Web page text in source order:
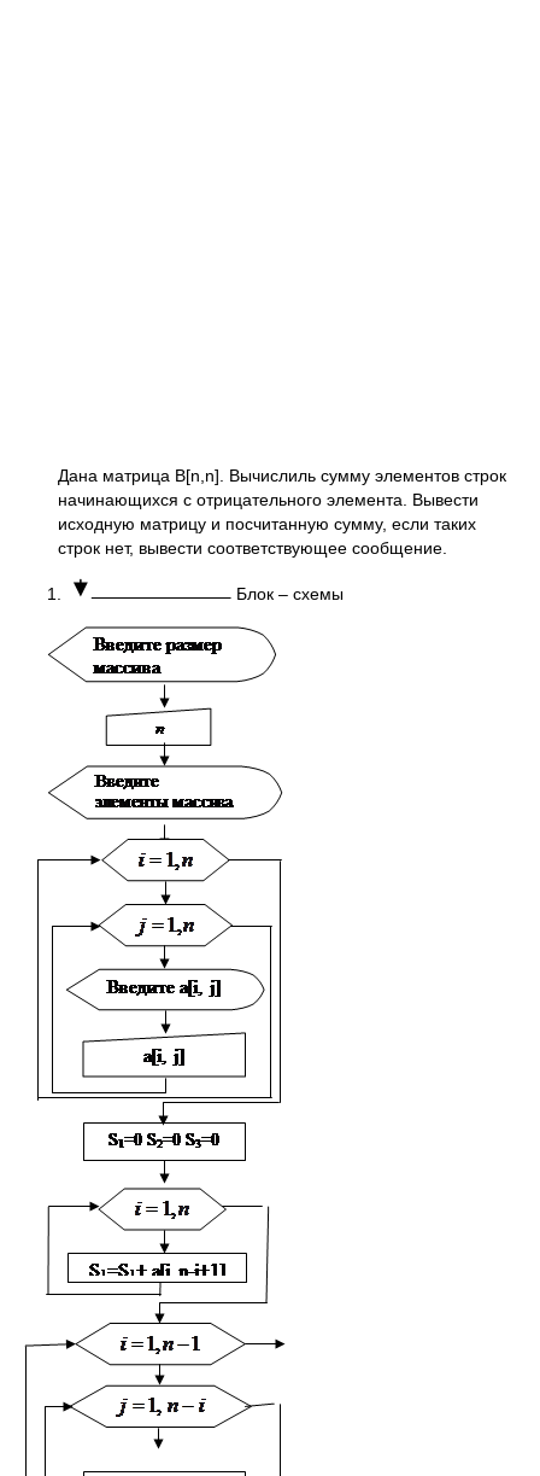
Дана матрица B[n,n]. Вычислиль сумму элементов строк
начинающихся с отрицательного элемента. Вывести
исходную матрицу и посчитанную сумму, если таких
строк нет, вывести соответствующее сообщение.
1. Блок – схемы